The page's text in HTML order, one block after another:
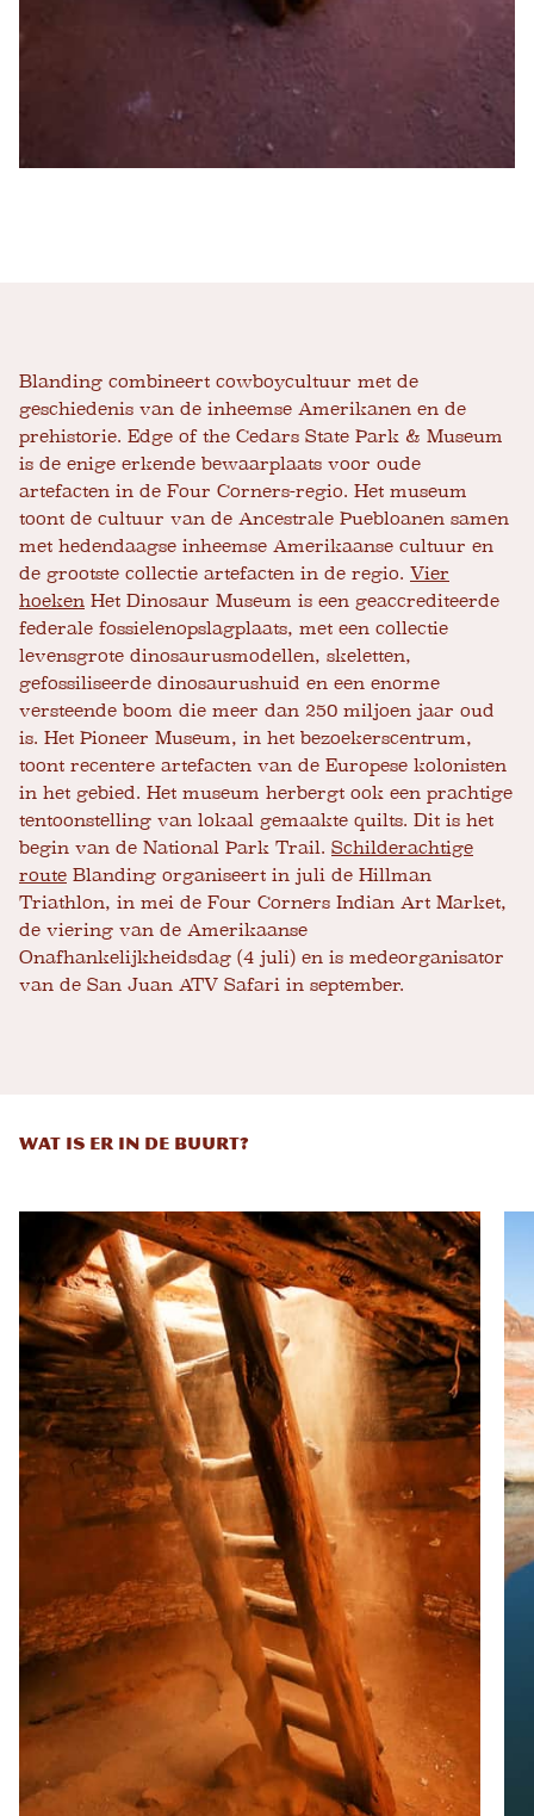
Blanding combineert cowboycultuur met de
geschiedenis van de inheemse Amerikanen en de
prehistorie. Edge of the Cedars State Park & Museum
is de enige erkende bewaarplaats voor oude
artefacten in de Four Corners-regio. Het museum
toont de cultuur van de Ancestrale Puebloanen samen
met hedendaagse inheemse Amerikaanse cultuur en
de grootste collectie artefacten in de regio. Vier
hoeken Het Dinosaur Museum is een geaccrediteerde
federale fossielenopslagplaats, met een collectie
levensgrote dinosaurusmodellen, skeletten,
gefossiliseerde dinosaurushuid en een enorme
versteende boom die meer dan 250 miljoen jaar oud
is. Het Pioneer Museum, in het bezoekerscentrum,
toont recentere artefacten van de Europese kolonisten
in het gebied. Het museum herbergt ook een prachtige
tentoonstelling van lokaal gemaakte quilts. Dit is het
begin van de National Park Trail. Schilderachtige
route Blanding organiseert in juli de Hillman
Triathlon, in mei de Four Corners Indian Art Market,
de viering van de Amerikaanse
Onafhankelijkheidsdag (4 juli) en is medeorganisator
van de San Juan ATV Safari in september.
WAT IS ER IN DE BUURT?